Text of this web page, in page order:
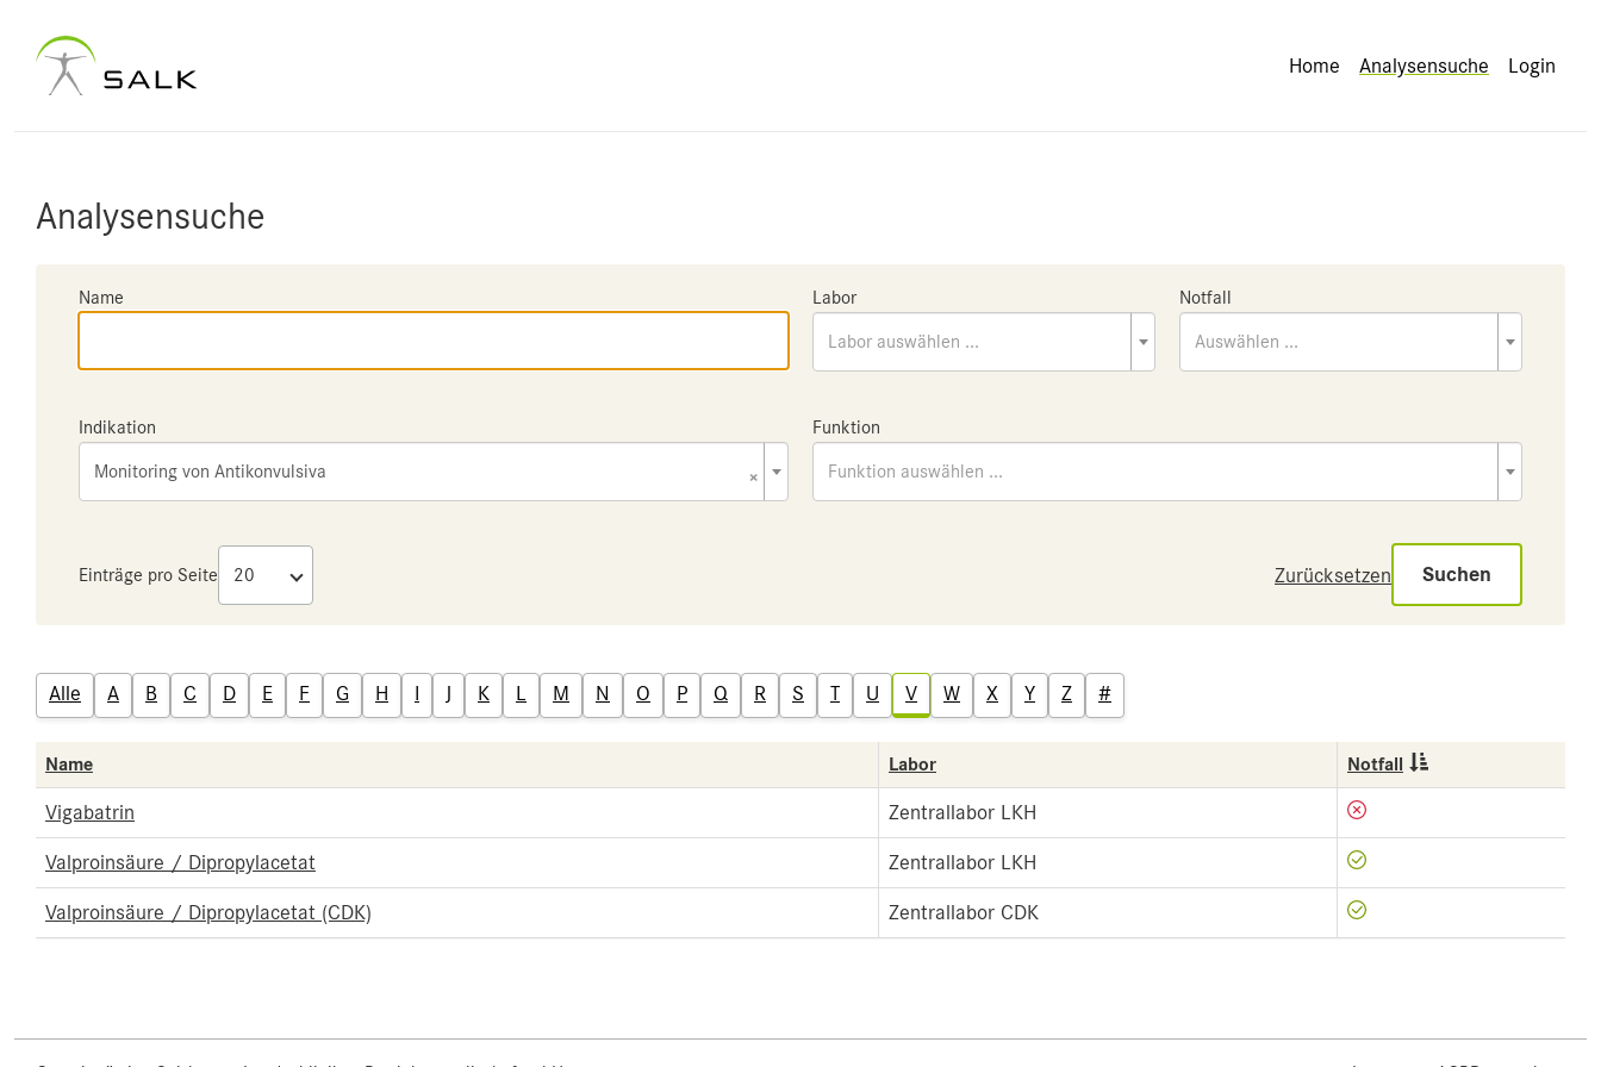
Home Analysensuche Login
Analysensuche
Name Labor
Labor auswählen ...
Notfall
Auswählen ...
Indikation
×
Monitoring von Antikonvulsiva
Funktion
Funktion auswählen ...
Einträge pro Seite Zurücksetzen Suchen
Alle A B C D E F G H I J K L M N O P Q R S T U V W X Y Z #
Name Labor Notfall
Vigabatrin Zentrallabor LKH
Valproinsäure / Dipropylacetat Zentrallabor LKH
Valproinsäure / Dipropylacetat (CDK) Zentrallabor CDK